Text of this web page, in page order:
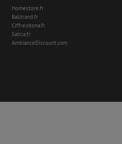
Homestore.fr
Balitrand.fr
Ciffreobona.fr
Salica.fr
AmbianceDiscount.com